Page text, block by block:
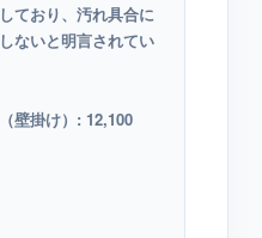
ており、汚れ具合に
ないと明言されてい
壁掛け）: 12,100